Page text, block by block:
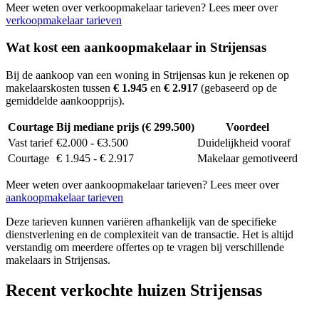
Meer weten over verkoopmakelaar tarieven? Lees meer over
verkoopmakelaar tarieven
Wat kost een aankoopmakelaar in Strijensas
Bij de aankoop van een woning in Strijensas kun je rekenen op
makelaarskosten tussen € 1.945 en € 2.917 (gebaseerd op de
gemiddelde aankoopprijs).
Courtage Bij mediane prijs (€ 299.500)
Voordeel
Vast tarief €2.000 - €3.500
Duidelijkheid vooraf
Courtage € 1.945 - € 2.917 Makelaar gemotiveerd
Meer weten over aankoopmakelaar tarieven? Lees meer over
aankoopmakelaar tarieven
Deze tarieven kunnen variëren afhankelijk van de specifieke
dienstverlening en de complexiteit van de transactie. Het is altijd
verstandig om meerdere offertes op te vragen bij verschillende
makelaars in Strijensas.
Recent verkochte huizen Strijensas